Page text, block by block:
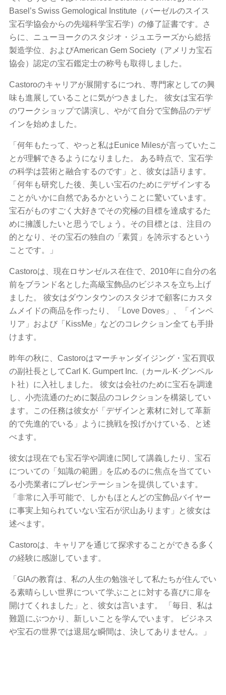
Basel’s Swiss Gemological Institute（バーゼルのスイス
宝石学協会からの先端科学宝石学）の修了証書です。さ
らに、ニューヨークのスタジオ・ジュエラーズから総括
製造学位、およびAmerican Gem Society（アメリカ宝石
協会）認定の宝石鑑定士の称号も取得しました。
Castoroのキャリアが展開するにつれ、専門家としての興
味も進展していることに気がつきました。 彼女は宝石学
のワークショップで講演し、やがて自分で宝飾品のデザ
インを始めました。
「何年もたって、やっと私はEunice Milesが言っていたこ
とが理解できるようになりました。 ある時点で、宝石学
の科学は芸術と融合するのです」と、彼女は語ります。
「何年も研究した後、美しい宝石のためにデザインする
ことがいかに自然であるかということに驚いています。
宝石がものすごく大好きでその究極の目標を達成するた
めに擁護したいと思うでしょう。その目標とは、注目の
的となり、その宝石の独自の「素質」を誇示するという
ことです。」
Castoroは、現在ロサンゼルス在住で、2010年に自分の名
前をブランド名とした高級宝飾品のビジネスを立ち上げ
ました。 彼女はダウンタウンのスタジオで顧客にカスタ
ムメイドの商品を作ったり、「Love Doves」、「インペ
リア」および「KissMe」などのコレクション全ても手掛
けます。
昨年の秋に、Castoroはマーチャンダイジング・宝石買収
の副社長としてCarl K. Gumpert Inc.（カール·K·グンペル
ト社）に入社しました。 彼女は会社のために宝石を調達
し、小売流通のために製品のコレクションを構築してい
ます。この任務は彼女が「デザインと素材に対して革新
的で先進的でいる」ように挑戦を投げかけている、と述
べます。
彼女は現在でも宝石学や調達に関して講義したり、宝石
についての「知識の範囲」を広めるのに焦点を当ててい
る小売業者にプレゼンテーションを提供しています。
「非常に入手可能で、しかもほとんどの宝飾品バイヤー
に事実上知られていない宝石が沢山あります」と彼女は
述べます。
Castoroは、キャリアを通じて探求することができる多く
の経験に感謝しています。
「GIAの教育は、私の人生の勉強そして私たちが住んでい
る素晴らしい世界について学ぶことに対する喜びに扉を
開けてくれました」と、彼女は言います。 「毎日、私は
難題にぶつかり、新しいことを学んでいます。 ビジネス
や宝石の世界では退屈な瞬間は、決してありません。」